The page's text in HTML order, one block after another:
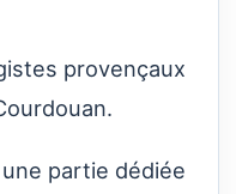
provençaux
partie dédiée